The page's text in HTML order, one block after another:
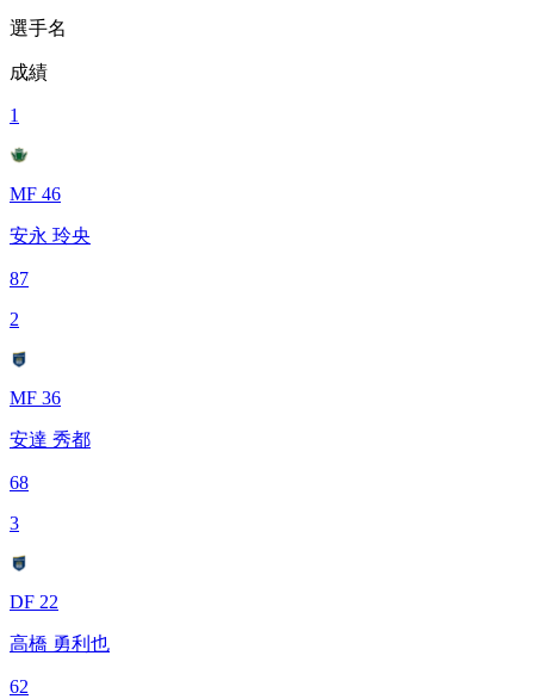
選手名
成績
1
MF 46
安永 玲央
87
2
MF 36
安達 秀都
68
3
DF 22
高橋 勇利也
62